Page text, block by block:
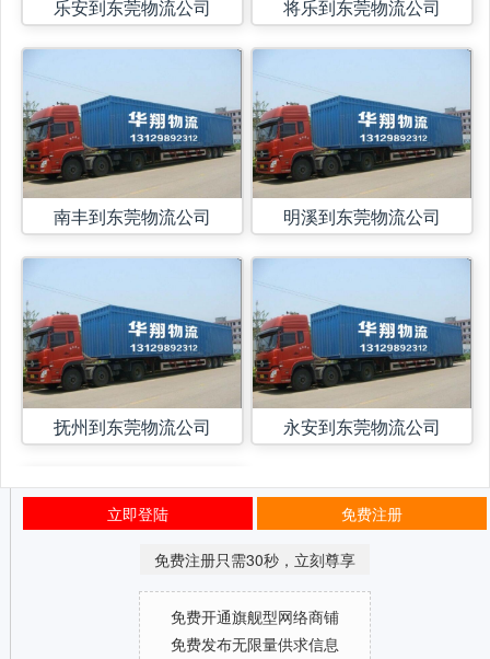
乐安到东莞物流公司
南丰到东莞物流公司
抚州到东莞物流公司
将乐到东莞物流公司
明溪到东莞物流公司
永安到东莞物流公司
立即登陆 免费注册
免费注册只需30秒，立刻尊享
免费开通旗舰型网络商铺
免费发布无限量供求信息